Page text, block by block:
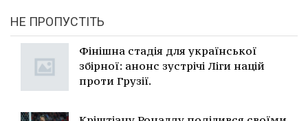
НЕ ПРОПУСТІТЬ
Фінішна стадія для української
збірної: анонс зустрічі Ліги націй
проти Грузії.